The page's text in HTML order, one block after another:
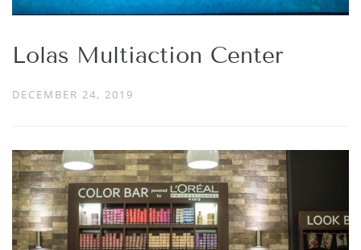
Lolas Multiaction Center
DECEMBER 24, 2019